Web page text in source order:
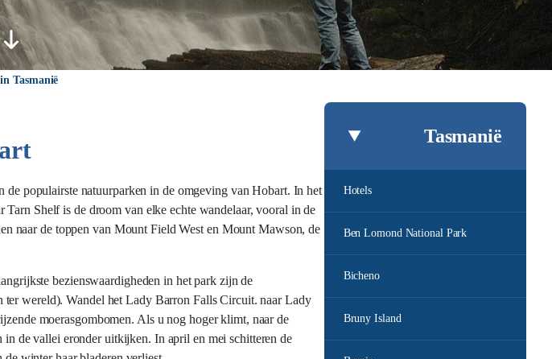
Tasmanië
Tasmanië
Hotels
Ben Lomond National Park
Bicheno
Bruny Island
populairste natuurparken in de omgeving van Hobart. In het
Shelf is de droom van elke echte wandelaar, vooral in de
naar de toppen van Mount Field West en Mount Mawson, de
bezienswaardigheden in het park zijn de
ter wereld). Wandel het Lady Barron Falls Circuit. naar Lady
moerasgombomen. Als u nog hoger klimt, naar de
in de vallei eronder uitkijken. In april en mei schitteren de